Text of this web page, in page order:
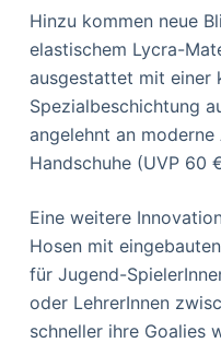
Hinzu kommen neue
elastischem Lycra-
ausgestattet mit einer
Spezialbeschichtung
angelehnt an
Handschuhe (UVP 60
Eine weitere
Hosen mit
für Jugend-
oder LehrerInnen
schneller ihre Goalies